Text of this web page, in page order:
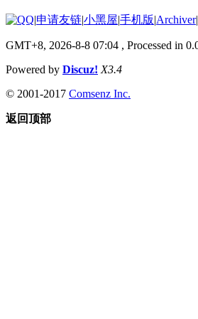
|申请友链|小黑屋|手机版|Archiver|
GMT+8, 2026-8-8 07:04 , Processed in
Powered by Discuz! X3.4
© 2001-2017 Comsenz Inc.
返回顶部